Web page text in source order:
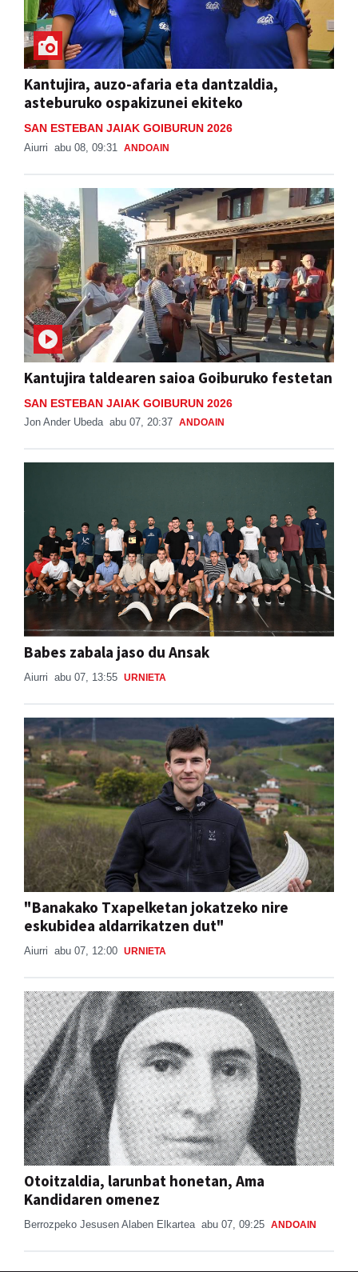
Kantujira, auzo-afaria eta dantzaldia,
asteburuko ospakizunei ekiteko
SAN ESTEBAN JAIAK GOIBURUN 2026
Aiurri abu 08, 09:31 ANDOAIN
Kantujira taldearen saioa Goiburuko festetan
SAN ESTEBAN JAIAK GOIBURUN 2026
Jon Ander Ubeda abu 07, 20:37 ANDOAIN
Babes zabala jaso du Ansak
Aiurri abu 07, 13:55 URNIETA
"Banakako Txapelketan jokatzeko nire
eskubidea aldarrikatzen dut"
Aiurri abu 07, 12:00 URNIETA
Otoitzaldia, larunbat honetan, Ama
Kandidaren omenez
Berrozpeko Jesusen Alaben Elkartea abu 07, 09:25 ANDOAIN